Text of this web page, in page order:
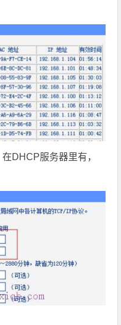
DHCP服务器里有，